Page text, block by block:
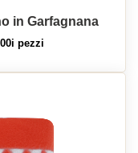
in Garfagnana
pezzi